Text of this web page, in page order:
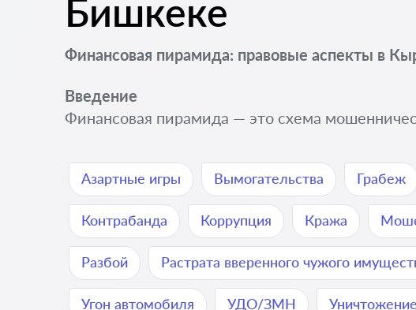
Бишкеке
Финансовая пирамида: правовые аспекты в
Введение
Финансовая пирамида — это схема
Азартные игры Вымогательства Грабеж
Контрабанда Коррупция Кража
Разбой Растрата вверенного чужого
Угон автомобиля УДО/ЗМН